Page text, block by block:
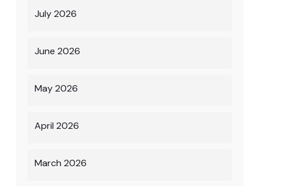
July 2026
June 2026
May 2026
April 2026
March 2026